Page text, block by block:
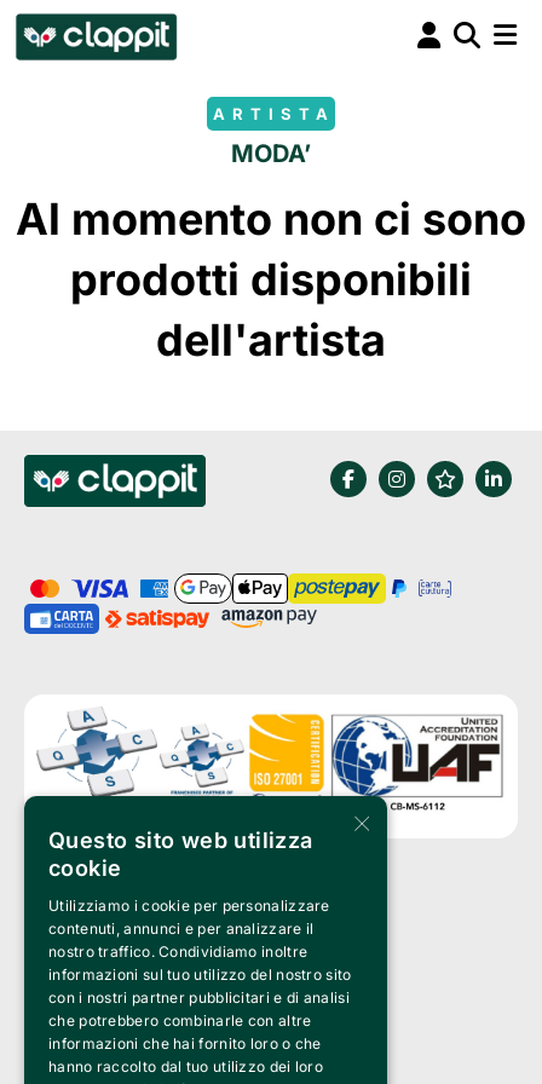
ARTISTA
MODA’
Al momento non ci sono
prodotti disponibili
dell'artista
Clappit è un marchio di proprietà di:
Bemils Srl
a Socio Unico
Via Fosse Ardeatine, 4 -20092 Cinisello Balsamo (MI)
PI 05589050961
Iscr. C.C.I.A.A. Milano R.E.A. 1833471
© 2010-2025 Bemils Srl - Tutti i diritti riservati
Credits:
×
Questo sito web utilizza
cookie
Utilizziamo i cookie per personalizzare
contenuti, annunci e per analizzare il
nostro traffico. Condividiamo inoltre
informazioni sul tuo utilizzo del nostro sito
con i nostri partner pubblicitari e di analisi
che potrebbero combinarle con altre
informazioni che hai fornito loro o che
hanno raccolto dal tuo utilizzo dei loro